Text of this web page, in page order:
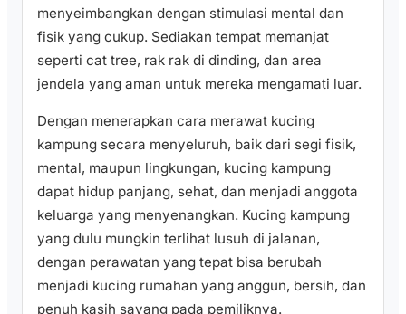
menyeimbangkan dengan stimulasi mental dan
fisik yang cukup. Sediakan tempat memanjat
seperti cat tree, rak rak di dinding, dan area
jendela yang aman untuk mereka mengamati luar.
Dengan menerapkan cara merawat kucing
kampung secara menyeluruh, baik dari segi fisik,
mental, maupun lingkungan, kucing kampung
dapat hidup panjang, sehat, dan menjadi anggota
keluarga yang menyenangkan. Kucing kampung
yang dulu mungkin terlihat lusuh di jalanan,
dengan perawatan yang tepat bisa berubah
menjadi kucing rumahan yang anggun, bersih, dan
penuh kasih sayang pada pemiliknya.